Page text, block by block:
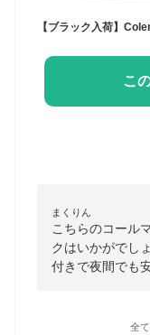
こ
まくりん
こちらのコール
クはいかがでし
付きで夜間でも
全